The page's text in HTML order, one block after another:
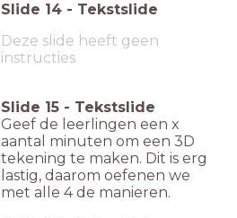
Slide 14 - Tekstslide
Deze slide heeft geen
instructies
Slide 15 - Tekstslide
Geef de leerlingen een x
aantal minuten om een 3D
tekening te maken. Dit is erg
lastig, daarom oefenen we
met alle 4 de manieren.